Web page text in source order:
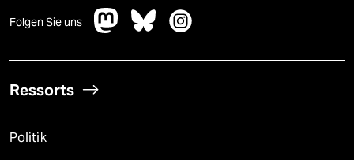
Folgen Sie uns
Ressorts
Politik